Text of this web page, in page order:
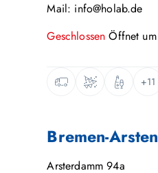
Mail: info@holab.de
GeschlossenÖffnet um
+11
Bremen-Arsten
Arsterdamm 94a